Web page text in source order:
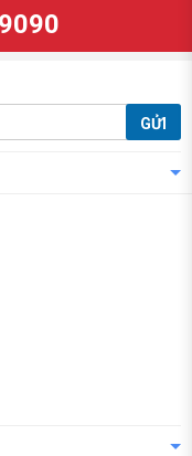
GỬI